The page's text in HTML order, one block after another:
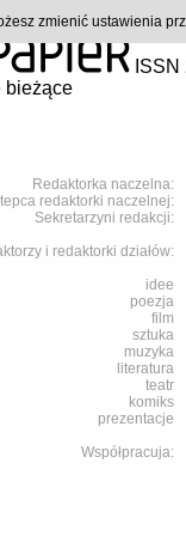
bieżące
Redaktorka naczelna:
redaktorki naczelnej:
Sekretarzyni redakcji:
i redaktorki działów:
idee
poezja
film
sztuka
muzyka
literatura
teatr
komiks
prezentacje
Współpracuja:
zmienić ustawienia